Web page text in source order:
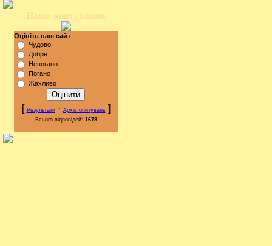
Оцініть наш сайт
Чудово
Добре
Непогано
Погано
Жахливо
[ Результати· Архів опитувань]
Всього відповідей: 1678